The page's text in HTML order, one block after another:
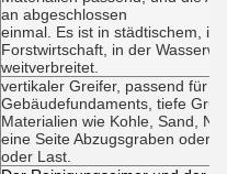
an abgeschlossen
einmal. Es ist in städtischem, in
Forstwirtschaft, in der
weitverbreitet.
vertikaler Greifer, passend für
Gebäudefundaments, tiefe
Materialien wie Kohle, Sand,
eine Seite Abzugsgraben oder
oder Last.